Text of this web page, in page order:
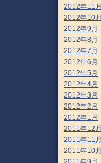
2012年11月
2012年10月
2012年9月
2012年8月
2012年7月
2012年6月
2012年5月
2012年4月
2012年3月
2012年2月
2012年1月
2011年12月
2011年11月
2011年10月